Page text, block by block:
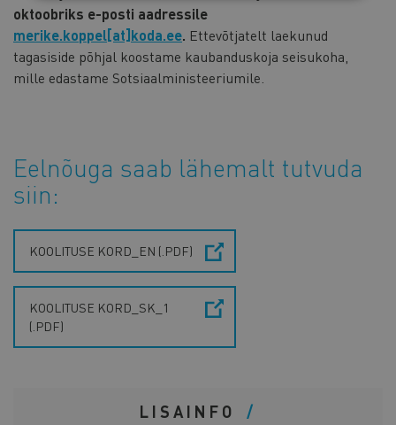
oktoobriks e-posti aadressile
merike.koppel[at]koda.ee. Ettevõtjatelt laekunud
tagasiside põhjal koostame kaubanduskoja seisukoha,
mille edastame Sotsiaalministeeriumile.
Eelnõuga saab lähemalt tutvuda
siin:
KOOLITUSE KORD_EN (.PDF)
KOOLITUSE KORD_SK_1
(.PDF)
LISAINFO